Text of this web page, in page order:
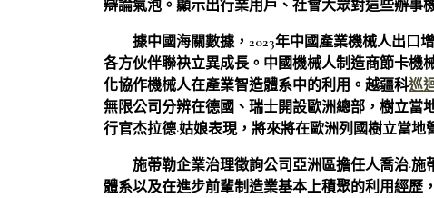
辯論氣泡。顯示出行業用戶、社會大眾對這些辦事
據中國海關數據，2023年中國產業機械人出口
各方伙伴聯袂立異成長。中國機械人制造商節卡機
化協作機械人在產業智造體系中的利用。越疆科巡
無限公司分辨在德國、瑞士開設歐洲總部，樹立當
行官杰拉德·姑娘表現，將來將在歐洲列國樹立當地
施蒂勒企業治理徵詢公司亞洲區擔任人喬治·
體系以及在進步前輩制造業基本上積聚的利用經歷